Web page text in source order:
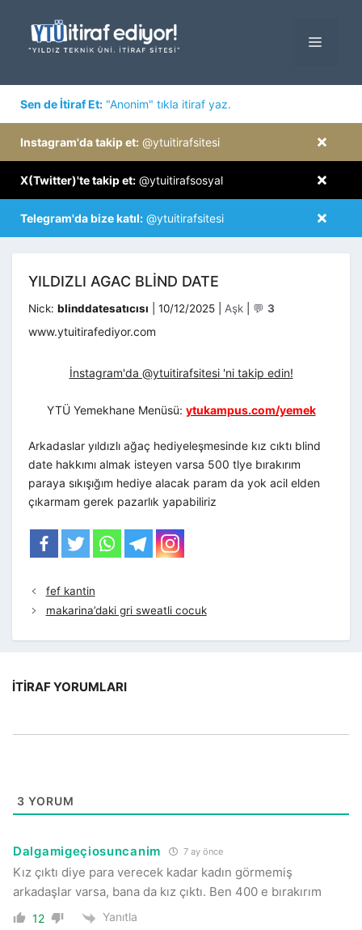
MENÜ
Sen de İtiraf Et: "Anonim" tıkla itiraf yaz.
×
Instagram'da takip et: @ytuitirafsitesi
×
X(Twitter)'te takip et: @ytuitirafsosyal
×
Telegram'da bize katıl: @ytuitirafsitesi
YILDIZLI AGAC BLIND DATE
Nick: blinddatesatıcısı 10/12/2025 Kategoriler
Aşk 💬 3
www.ytuitirafediyor.com
İnstagram'da @ytuitirafsitesi 'ni takip edin!
YTÜ Yemekhane Menüsü: ytukampus.com/yemek
Arkadaslar yıldızlı ağaç hediyeleşmesinde kız cıktı blind
date hakkımı almak isteyen varsa 500 tlye bırakırım
paraya sıkışığım hediye alacak param da yok acil elden
çıkarmam gerek pazarlık yapabiliriz
fef kantin
makarina’daki gri sweatli cocuk
İTIRAF YORUMLARI
3 YORUM
Dalgamigeçiosuncanim 7 ay önce
Kız çıktı diye para verecek kadar kadın görmemiş
arkadaşlar varsa, bana da kız çıktı. Ben 400 e bırakırım
12 Yanıtla